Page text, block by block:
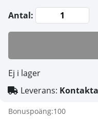
Antal:
Ej i lager
Leverans:
Bonuspoäng:100